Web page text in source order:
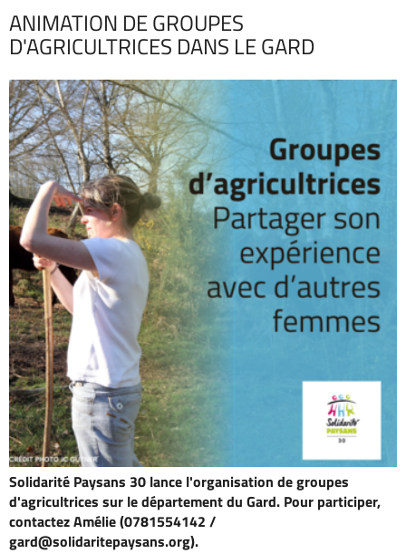
ANIMATION DE GROUPES
D'AGRICULTRICES DANS LE GARD
Solidarité Paysans 30 lance l'organisation de groupes
d'agricultrices sur le département du Gard. Pour participer,
contactez Amélie (0781554142 /
gard@solidaritepaysans.org).